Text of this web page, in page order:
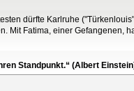
dürfte Karlruhe
Mit Fatima, einer Gefangenen,
Standpunkt.“ (Albert